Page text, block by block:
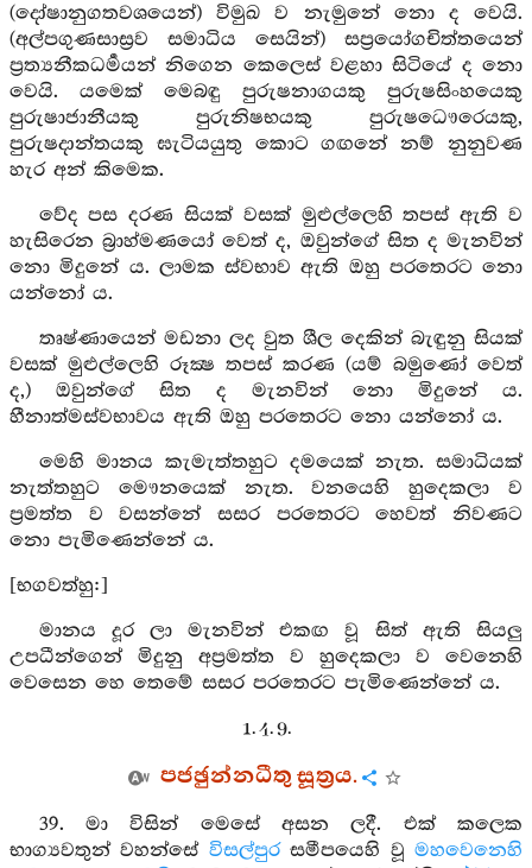
(දෝෂානුගතවශයෙන්) විමුඛ ව නැමුනේ නො ද වෙයි.
(අල්පගුණසාස්‍රව සමාධිය සෙයින්) සප්‍රයෝගචිත්තයෙන්
ප්‍රත්‍යනීකධර්‍මයන් නිගෙන කෙලෙස් වළහා සිටියේ ද නො
වෙයි. යමෙක් මෙබඳු පුරුෂනාගයකු පුරුෂසිංහයෙකු
පුරුෂාජානීයකු පුරුනිෂභයකු පුරුෂධෞරෙයකු,
පුරුෂදාන්තයකු ඝැටියයුතු කොට ගඟනේ නම් නුනුවණ
හැර අන් කිමෙක.
වේද පස දරණ සියක් වසක් මුළුල්ලෙහි තපස් ඇති ව
හැසිරෙන බ්‍රාහ්මණයෝ වෙත් ද, ඔවුන්ගේ සිත ද මැනවින්
නො මිදුනේ ය. ලාමක ස්වභාව ඇති ඔහු පරතෙරට නො
යන්නෝ ය.
තෘෂ්ණායෙන් මඩනා ලද වුත ශීල දෙකින් බැඳුනු සියක්
වසක් මුළුල්ලෙහි රූක්‍ෂ තපස් කරණ (යම් බමුණෝ වෙත්
ද,) ඔවුන්ගේ සිත ද මැනවින් නො මිදුනේ ය.
හීනාත්මස්වභාවය ඇති ඔහු පරතෙරට නො යන්නෝ ය.
මෙහි මානය කැමැත්තහුට දමයෙක් නැත. සමාධියක්
නැත්තහුට මෞනයෙක් නැත. වනයෙහි හුදෙකලා ව
ප්‍රමත්ත ව වසන්නේ සසර පරතෙරට හෙවත් නිවණට
නො පැමිණෙන්නේ ය.
[භගවත්හු:]
මානය දූර ලා මැනවින් එකඟ වූ සිත් ඇති සියලු
උපධීන්ගෙන් මිදුනු අප්‍රමත්ත ව හුදෙකලා ව වෙනෙහි
වෙසෙන හෙ තෙමේ සසර පරතෙරට පැමිණෙන්නේ ය.
1. 4. 9.
පජඡුන්නධීතු සූත්‍රය.
39. මා විසින් මෙසේ අසන ලදී. එක් කලෙක
භාග්‍යවතුන් වහන්සේ විසල්පුරසමීපයෙහි වූමහවෙනෙහි